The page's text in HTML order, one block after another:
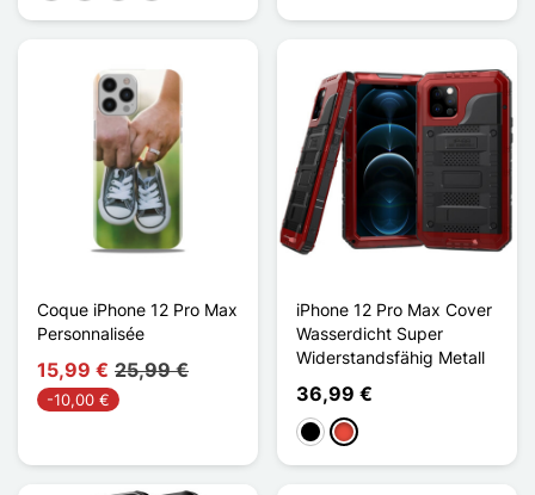
Coque iPhone 12 Pro Max
Personnalisée
15,99 € 25,99 €
-10,00 €
iPhone 12 Pro Max Cover
Wasserdicht Super
Widerstandsfähig Metall
36,99 €
Schwarz
Rot